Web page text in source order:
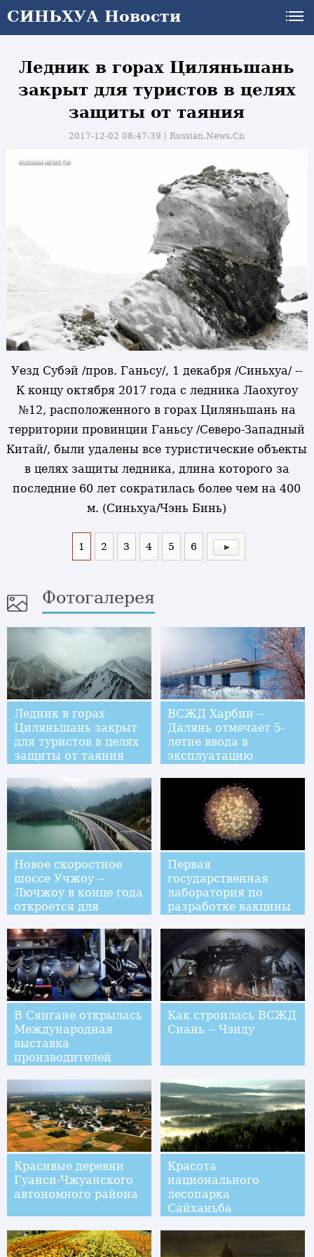
СИНЬХУА Новости
Ледник в горах Циляньшань
закрыт для туристов в целях
защиты от таяния
2017-12-02 08:47:39丨Russian.News.Cn
Уезд Субэй /пров. Ганьсу/, 1 декабря /Синьхуа/ --
К концу октября 2017 года с ледника Лаохугоу
№12, расположенного в горах Циляньшань на
территории провинции Ганьсу /Северо-Западный
Китай/, были удалены все туристические объекты
в целях защиты ледника, длина которого за
последние 60 лет сократилась более чем на 400
м. (Синьхуа/Чэнь Бинь)
1 2 3 4 5 6
Фотогалерея
Ледник в горах
Циляньшань закрыт
для туристов в целях
защиты от таяния
ВСЖД Харбин --
Далянь отмечает 5-
летие ввода в
эксплуатацию
Новое скоростное
шоссе Учжоу --
Лючжоу в конце года
откроется для
транспорта
Первая
государственная
лаборатория по
разработке вакцины
В Сянгане открылась
Международная
выставка
производителей
Как строилась ВСЖД
Сиань -- Чэнду
Красивые деревни
Гуанси-Чжуанского
автономного района
Красота
национального
лесопарка
Сайханьба